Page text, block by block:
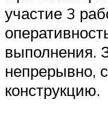
участие 3
выполнения.
непрерывно,
конструкцию.